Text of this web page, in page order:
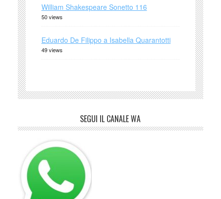
William Shakespeare Sonetto 116
50 views
Eduardo De Filippo a Isabella Quarantotti
49 views
SEGUI IL CANALE WA